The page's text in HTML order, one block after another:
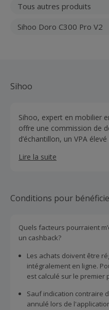
Tous autres produits
Sihoo Doro C300 Pro V2
Sihoo
Sihoo, expert en mobilier
offre une commission de
d’échantillon, un VPA
jours pour les partenaires.
Lire la suite
Conditions pour
Quels facteurs pourraient
un cashback?
Les achats doivent être
intégralement en ligne.
est calculé sur le premier
Sauf indication contraire
annulé lors de